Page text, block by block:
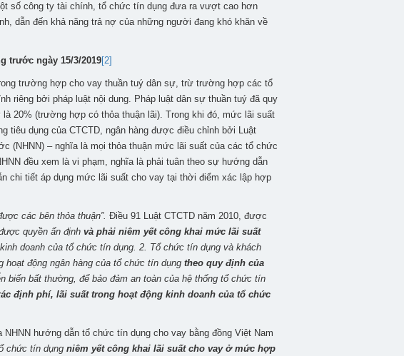
số công ty tài chính, tổ chức tín dụng đưa ra vượt cao hơn
dẫn đến khả năng trả nợ của những người đang khó khăn về
trước ngày 15/3/2019[2]
trường hợp cho vay thuần tuý dân sự, trừ trường hợp các tổ
riêng bởi pháp luật nội dung. Pháp luật dân sự thuần tuý đã quy
20% (trường hợp có thỏa thuận lãi). Trong khi đó, mức lãi suất
dụng của CTCTD, ngân hàng được điều chỉnh bởi Luật
(NHNN) – nghĩa là mọi thỏa thuận mức lãi suất của các tổ chức
đều xem là vi phạm, nghĩa là phải tuân theo sự hướng dẫn
chi tiết áp dụng mức lãi suất cho vay tại thời điểm xác lập hợp
các bên thỏa thuận”. Điều 91 Luật CTCTD năm 2010, được
quyền ấn định và phải niêm yết công khai mức lãi suất
doanh của tổ chức tín dụng. 2. Tổ chức tín dụng và khách
hoạt động ngân hàng của tổ chức tín dụng theo quy định của
biến bất thường, để bảo đảm an toàn của hệ thống tổ chức tín
định phí, lãi suất trong hoạt động kinh doanh của tổ chức
hướng dẫn tổ chức tín dụng cho vay bằng đồng Việt Nam
chức tín dụng niêm yết công khai lãi suất cho vay ở mức hợp